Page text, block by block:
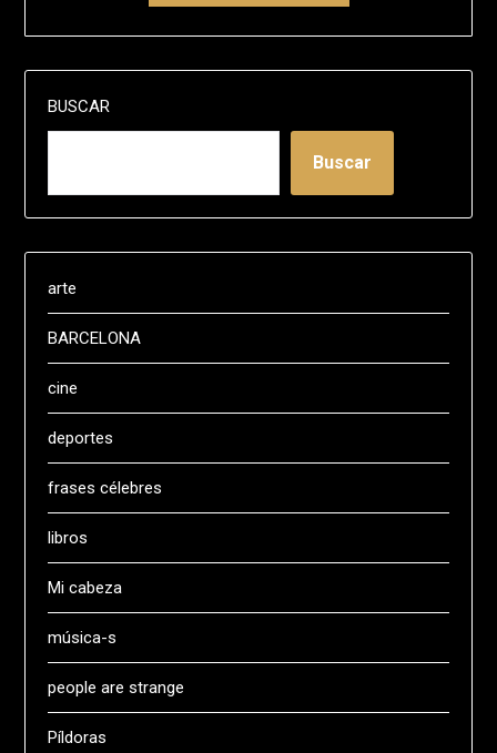
BUSCAR
Buscar
arte
BARCELONA
cine
deportes
frases célebres
libros
Mi cabeza
música-s
people are strange
Píldoras